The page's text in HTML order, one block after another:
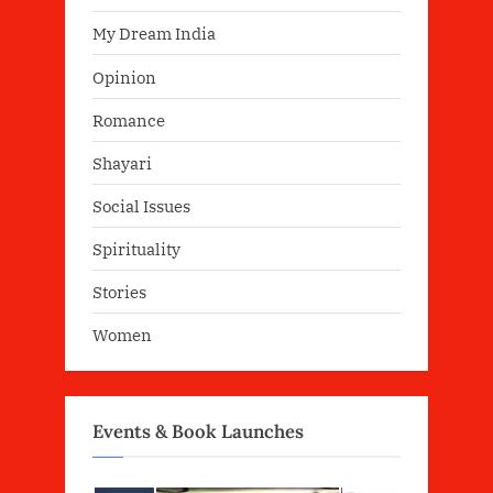
My Dream India
Opinion
Romance
Shayari
Social Issues
Spirituality
Stories
Women
Events & Book Launches